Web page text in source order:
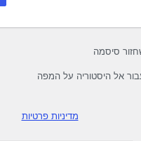
סיסמה
אל היסטוריה על המפה
מדיניות פרטיות